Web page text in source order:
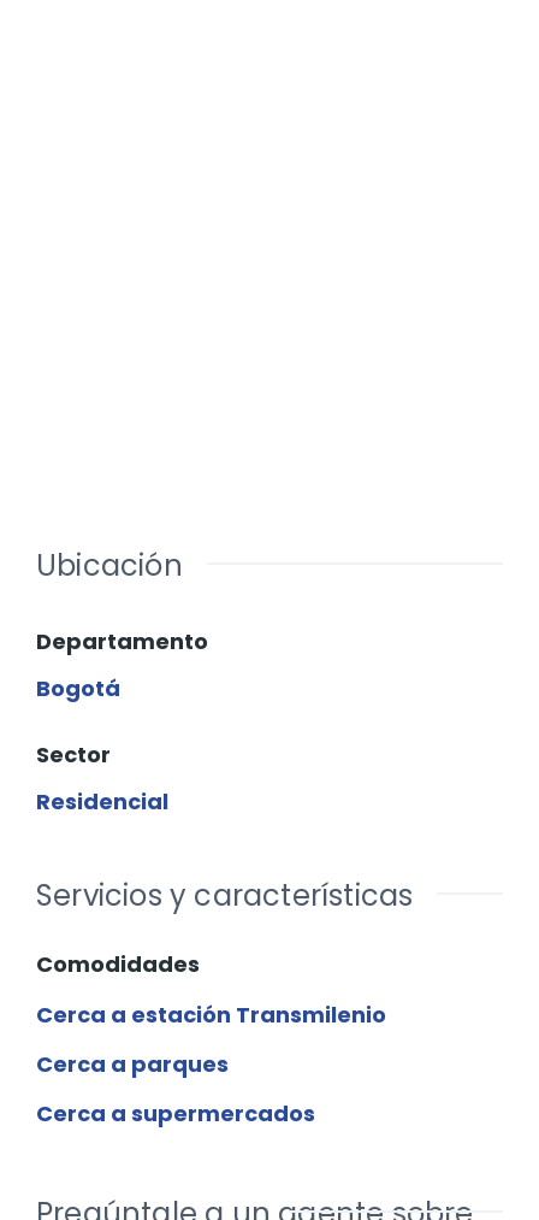
Ubicación
Departamento
Bogotá
Sector
Residencial
Servicios y características
Comodidades
Cerca a estación Transmilenio
Cerca a parques
Cerca a supermercados